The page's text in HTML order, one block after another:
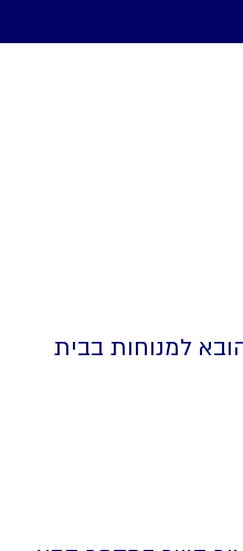
בנופלו. הוא הובא למנוחות בבית